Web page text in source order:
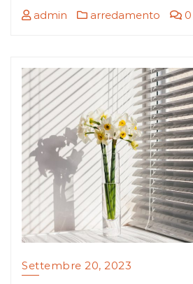
admin arredamento 0
Settembre 20, 2023